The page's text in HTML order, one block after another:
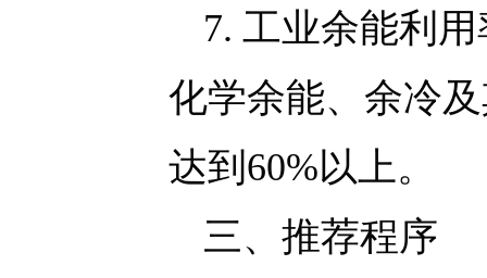
7. 工业余能利
化学余能、余冷
达到60%以上。
三、推荐程序